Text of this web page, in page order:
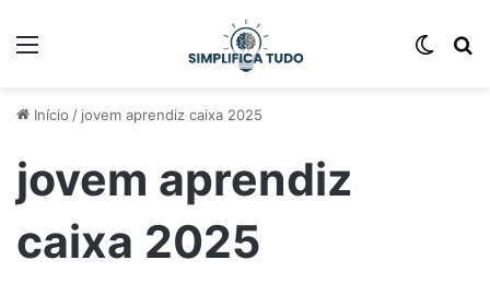
Início / jovem aprendiz caixa 2025
jovem aprendiz
caixa 2025